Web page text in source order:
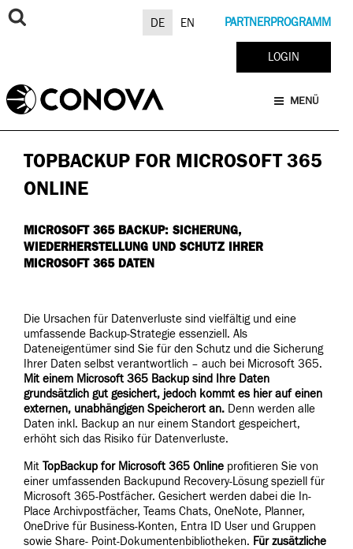
Zum
Inhalt
DE EN PARTNERPROGRAMM
LOGIN
MENÜ
TOPBACKUP FOR MICROSOFT 365
ONLINE
MICROSOFT 365 BACKUP: SICHERUNG,
WIEDERHERSTELLUNG UND SCHUTZ IHRER
MICROSOFT 365 DATEN
Die Ursachen für Datenverluste sind vielfältig und eine
umfassende Backup-Strategie essenziell. Als
Dateneigentümer sind Sie für den Schutz und die Sicherung
Ihrer Daten selbst verantwortlich – auch bei Microsoft 365.
Mit einem Microsoft 365 Backup sind Ihre Daten
grundsätzlich gut gesichert, jedoch kommt es hier auf einen
externen, unabhängigen Speicherort an. Denn werden alle
Daten inkl. Backup an nur einem Standort gespeichert,
erhöht sich das Risiko für Datenverluste.
Mit TopBackup for Microsoft 365 Online profitieren Sie von
einer umfassenden Backupund Recovery-Lösung speziell für
Microsoft 365-Postfächer. Gesichert werden dabei die In-
Place Archivpostfächer, Teams Chats, OneNote, Planner,
OneDrive für Business-Konten, Entra ID User und Gruppen
sowie Share- Point-Dokumentenbibliotheken. Für zusätzliche